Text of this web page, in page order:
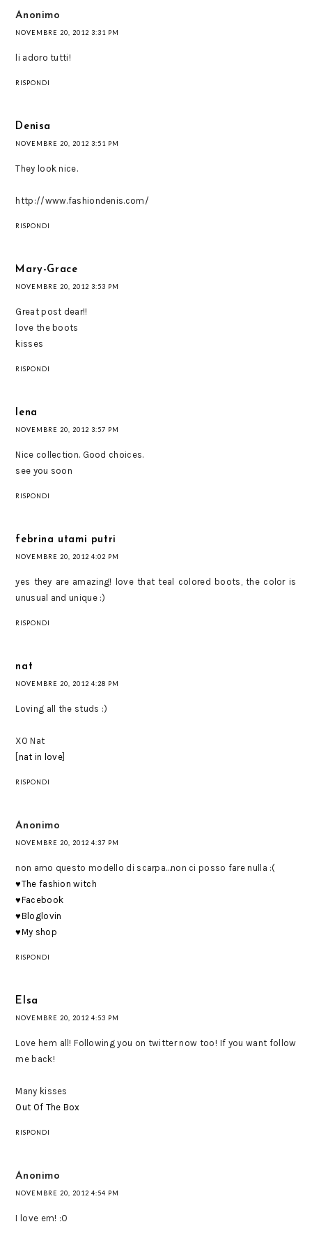
Anonimo
NOVEMBRE 20, 2012 3:31 PM
li adoro tutti!
RISPONDI
Denisa
NOVEMBRE 20, 2012 3:51 PM
They look nice.
http://www.fashiondenis.com/
RISPONDI
Mary-Grace
NOVEMBRE 20, 2012 3:53 PM
Great post dear!!
love the boots
kisses
RISPONDI
lena
NOVEMBRE 20, 2012 3:57 PM
Nice collection. Good choices.
see you soon
RISPONDI
febrina utami putri
NOVEMBRE 20, 2012 4:02 PM
yes they are amazing! love that teal colored boots, the color is
unusual and unique :)
RISPONDI
nat
NOVEMBRE 20, 2012 4:28 PM
Loving all the studs :)
XO Nat
[nat in love]
RISPONDI
Anonimo
NOVEMBRE 20, 2012 4:37 PM
non amo questo modello di scarpa...non ci posso fare nulla :(
♥The fashion witch
♥Facebook
♥Bloglovin
♥My shop
RISPONDI
Elsa
NOVEMBRE 20, 2012 4:53 PM
Love hem all! Following you on twitter now too! If you want follow
me back!
Many kisses
Out Of The Box
RISPONDI
Anonimo
NOVEMBRE 20, 2012 4:54 PM
I love em! :O